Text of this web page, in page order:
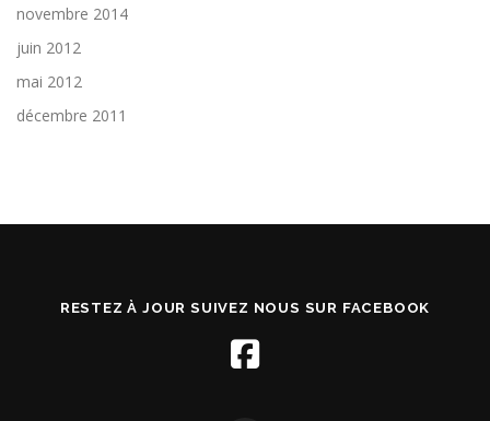
novembre 2014
juin 2012
mai 2012
décembre 2011
RESTEZ À JOUR SUIVEZ NOUS SUR FACEBOOK